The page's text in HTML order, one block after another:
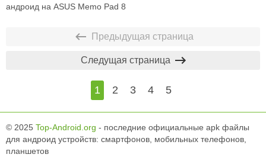
андроид на ASUS Memo Pad 8
Предыдущая страница
1 2 3 4 5
Следущая страница
© 2025 Top-Android.org - последние официальные apk файлы
для андроид устройств: смартфонов, мобильных телефонов,
планшетов